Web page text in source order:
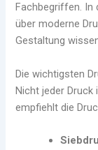
Fachbegriffen. In
über moderne
Gestaltung
Die wichtigsten
Nicht jeder Druck
empfiehlt die